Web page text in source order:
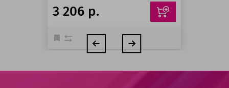
3 206 р.